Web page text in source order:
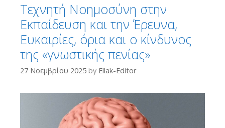
Τεχνητή Νοημοσύνη στην
Εκπαίδευση και την Έρευνα,
Ευκαιρίες, όρια και ο κίνδυνος
της «γνωστικής πενίας»
27 Νοεμβρίου 2025 by Ellak-Editor